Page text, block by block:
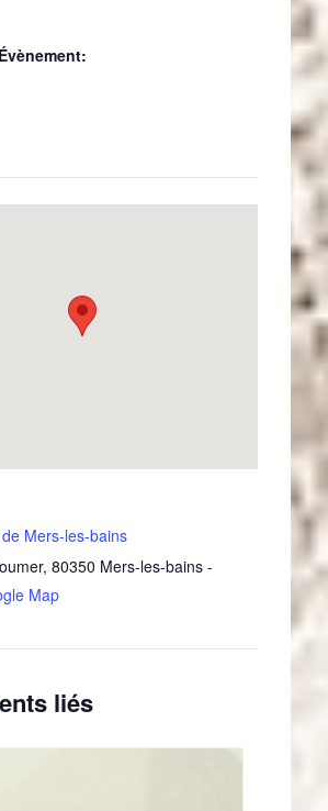
Mers-les-bains
, 80350 Mers-les-bains -
Map
liés